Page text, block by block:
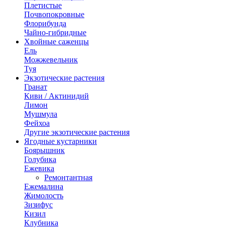
Плетистые
Почвопокровные
Флорибунда
Чайно-гибридные
Хвойные саженцы
Ель
Можжевельник
Туя
Экзотические растения
Гранат
Киви / Актинидий
Лимон
Мушмула
Фейхоа
Другие экзотические растения
Ягодные кустарники
Боярышник
Голубика
Ежевика
Ремонтантная
Ежемалина
Жимолость
Зизифус
Кизил
Клубника